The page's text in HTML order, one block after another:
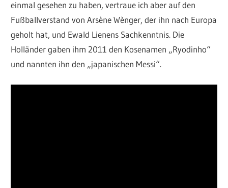
einmal gesehen zu haben, vertraue ich aber auf den
Fußballverstand von Arsène Wènger, der ihn nach Europa
geholt hat, und Ewald Lienens Sachkenntnis. Die
Holländer gaben ihm 2011 den Kosenamen „Ryodinho“
und nannten ihn den „japanischen Messi“.